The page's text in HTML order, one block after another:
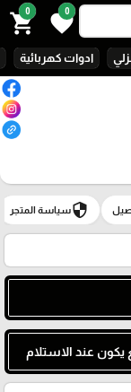
0
favorite
0
shopping_cart
ادوات كهربائية
securityسياسة المتجر
عند الاستلام